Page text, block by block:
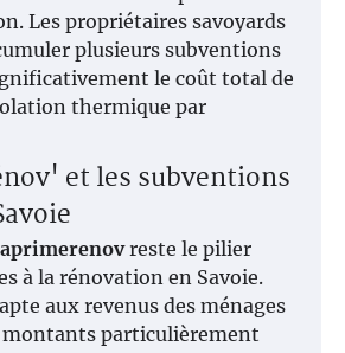
Les propriétaires savoyards
plusieurs subventions
le coût total de
thermique par
et les subventions
reste le pilier
à la rénovation en Savoie.
aux revenus des ménages
montants particulièrement